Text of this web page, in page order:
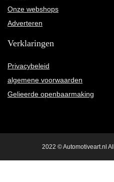
Onze webshops
Adverteren
Verklaringen
Privacybeleid
algemene voorwaarden
Gelieerde openbaarmaking
2022 © Automotiveart.nl